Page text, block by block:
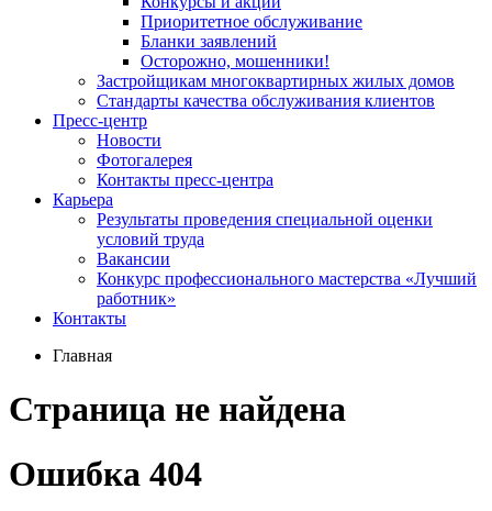
Приоритетное обслуживание
Бланки заявлений
Осторожно, мошенники!
Застройщикам многоквартирных жилых домов
Стандарты качества обслуживания клиентов
Пресс-центр
Новости
Фотогалерея
Контакты пресс-центра
Карьера
Результаты проведения специальной оценки
условий труда
Вакансии
Конкурс профессионального мастерства «Лучший
работник»
Контакты
Главная
Страница не найдена
Ошибка 404